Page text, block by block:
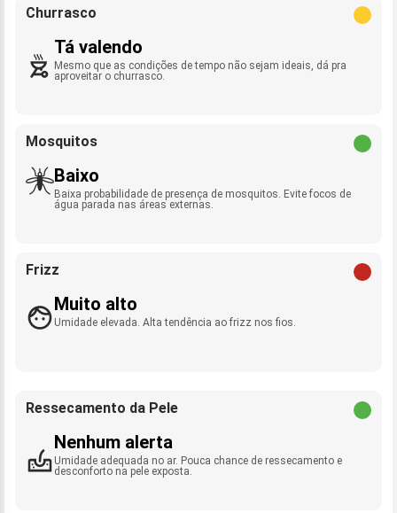
Churrasco
Tá valendo
Mesmo que as condições de tempo não sejam ideais, dá pra
aproveitar o churrasco.
Mosquitos
Baixo
Baixa probabilidade de presença de mosquitos. Evite focos de
água parada nas áreas externas.
Frizz
Muito alto
Umidade elevada. Alta tendência ao frizz nos fios.
Ressecamento da Pele
Nenhum alerta
Umidade adequada no ar. Pouca chance de ressecamento e
desconforto na pele exposta.